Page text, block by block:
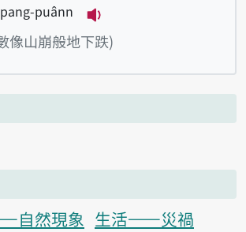
puânn
播放例句kóo-tshī
像山崩般地下跌)
自然現象 生活——災禍